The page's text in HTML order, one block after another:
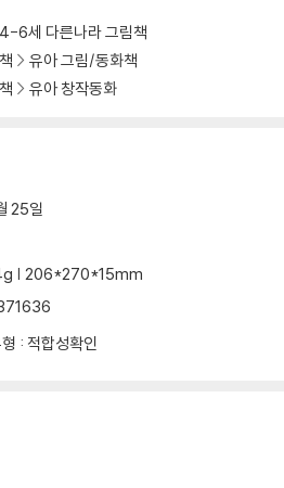
4-6세 다른나라 그림책
유아 그림/동화책
유아 창작동화
25일
| 206*270*15mm
: 적합성확인